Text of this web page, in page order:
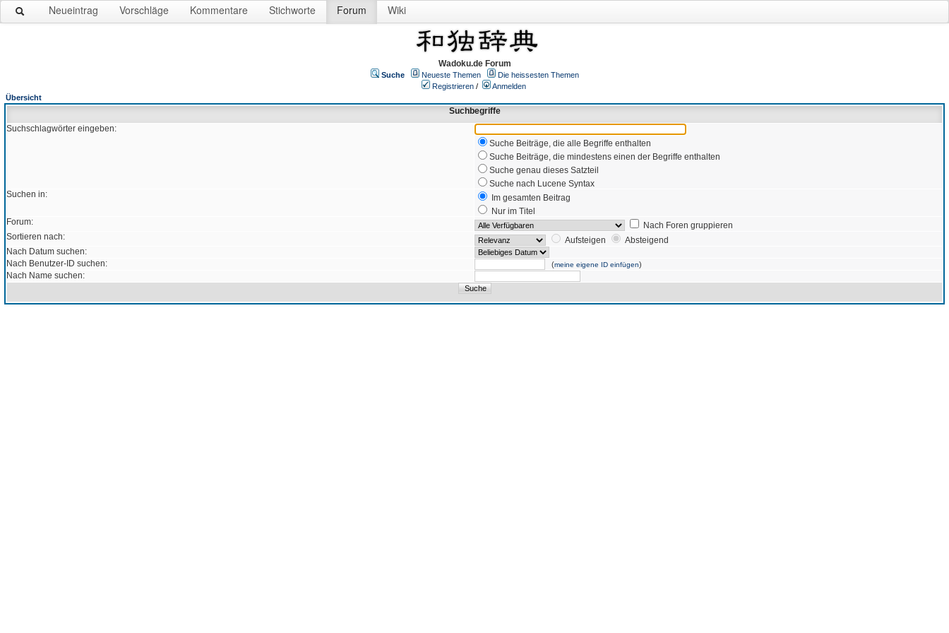
Neueintrag Vorschläge Kommentare Stichworte Forum Wiki
Wadoku.de Forum
Suche Neueste Themen
Die heissesten Themen
Registrieren /
Anmelden
Übersicht
Suchbegriffe
Suchschlagwörter eingeben:
Suche Beiträge, die alle Begriffe enthalten
Suche Beiträge, die mindestens einen der Begriffe enthalten
Suche genau dieses Satzteil
Suche nach Lucene Syntax
Suchen in:
Im gesamten Beitrag
Nur im Titel
Forum:
Nach Foren gruppieren
Sortieren nach:
Aufsteigen
Absteigend
Nach Datum suchen:
Nach Benutzer-ID suchen:
(meine eigene ID einfügen)
Nach Name suchen: